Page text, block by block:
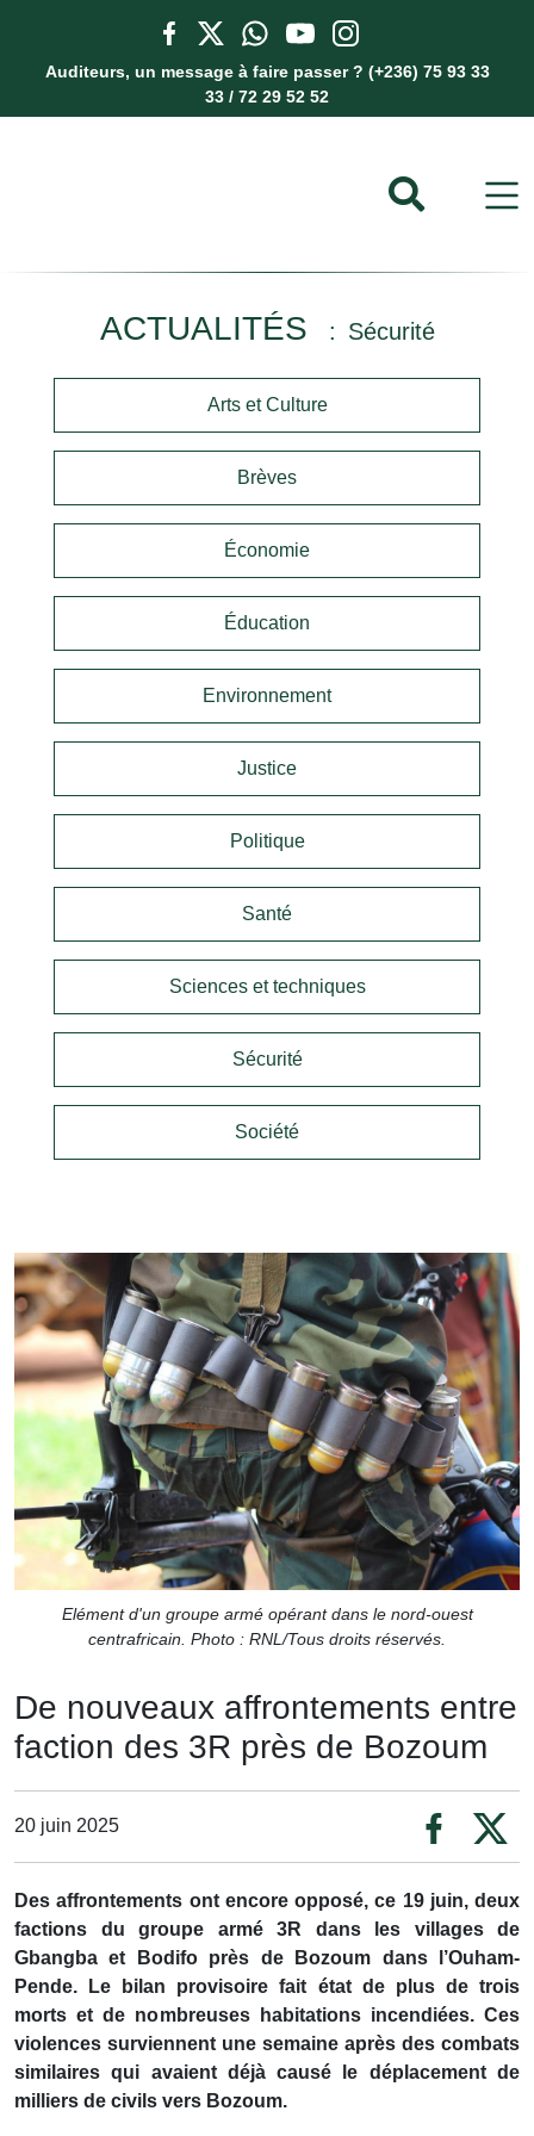
Auditeurs, un message à faire passer ? (+236) 75 93 33
33 / 72 29 52 52
ACTUALITÉS Sécurité
Arts et Culture
Brèves
Économie
Éducation
Environnement
Justice
Politique
Santé
Sciences et techniques
Sécurité
Société
Elément d'un groupe armé opérant dans le nord-ouest
centrafricain. Photo : RNL/Tous droits réservés.
De nouveaux affrontements entre
faction des 3R près de Bozoum
20 juin 2025
Des affrontements ont encore opposé, ce 19 juin, deux
factions du groupe armé 3R dans les villages de
Gbangba et Bodifo près de Bozoum dans l’Ouham-
Pende. Le bilan provisoire fait état de plus de trois
morts et de nombreuses habitations incendiées. Ces
violences surviennent une semaine après des combats
similaires qui avaient déjà causé le déplacement de
milliers de civils vers Bozoum.